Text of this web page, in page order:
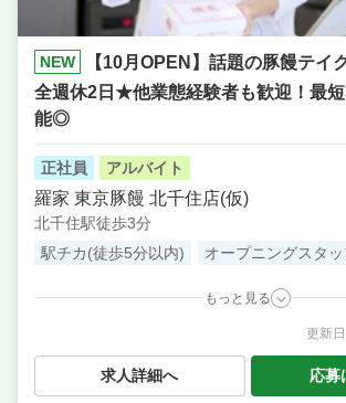
NEW
【10月OPEN】話題の豚饅テイ
全週休2日★他業態経験者も歓迎！最
能◎
正社員 アルバイト
羅家 東京豚饅 北千住店(仮)
北千住駅徒歩3分
駅チカ(徒歩5分以内)
オープニングスタッ
もっと見る
／ 販売スタッ
ホール ／ 調理・キッチンスタッフ・
補・マネージャー ／ 料理長候補（シ
更新日
求人詳細へ 応募